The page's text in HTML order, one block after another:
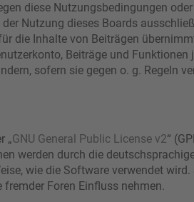
diese Nutzungsbedingungen
Nutzung dieses Boards
die Inhalte von Beiträgen
Beiträge und Funktionen
sofern sie gegen o. g. Regeln
„GNU General Public License v2“
werden durch die
wie die Software verwendet
Foren Einfluss nehmen.